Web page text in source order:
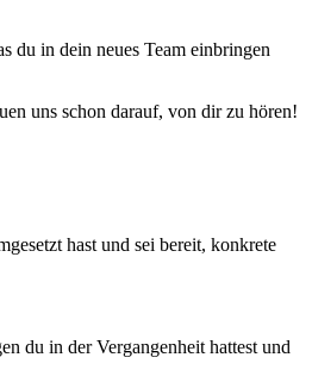
du in dein neues Team einbringen
uns schon darauf, von dir zu hören!
hast und sei bereit, konkrete
du in der Vergangenheit hattest und